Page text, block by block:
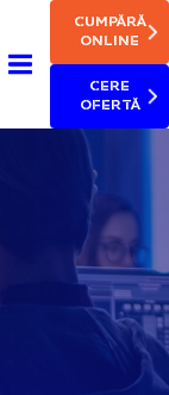
MAINCUMPĂRĂ
ONLINE
CERE
OFERTĂ